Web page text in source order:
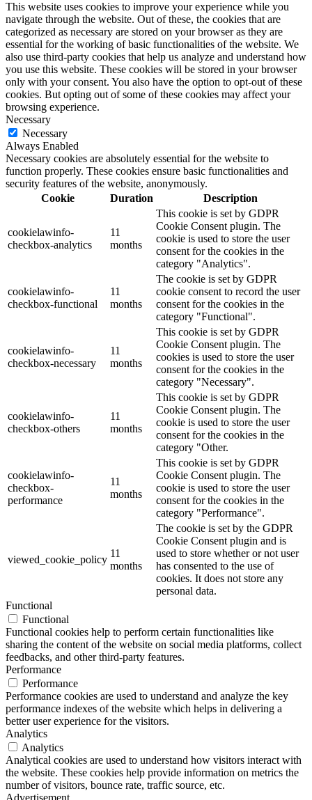
This website uses cookies to improve your experience while you
navigate through the website. Out of these, the cookies that are
categorized as necessary are stored on your browser as they are
essential for the working of basic functionalities of the website. We
also use third-party cookies that help us analyze and understand how
you use this website. These cookies will be stored in your browser
only with your consent. You also have the option to opt-out of these
cookies. But opting out of some of these cookies may affect your
browsing experience.
Necessary
Necessary
Always Enabled
Necessary cookies are absolutely essential for the website to
function properly. These cookies ensure basic functionalities and
security features of the website, anonymously.
Cookie
Duration Description
cookielawinfo-
checkbox-analytics
11
months
This cookie is set by GDPR
Cookie Consent plugin. The
cookie is used to store the user
consent for the cookies in the
category "Analytics".
cookielawinfo-
checkbox-functional
11
months
The cookie is set by GDPR
cookie consent to record the user
consent for the cookies in the
category "Functional".
cookielawinfo-
checkbox-necessary
11
months
This cookie is set by GDPR
Cookie Consent plugin. The
cookies is used to store the user
consent for the cookies in the
category "Necessary".
cookielawinfo-
checkbox-others
11
months
This cookie is set by GDPR
Cookie Consent plugin. The
cookie is used to store the user
consent for the cookies in the
category "Other.
cookielawinfo-
checkbox-
performance
11
months
This cookie is set by GDPR
Cookie Consent plugin. The
cookie is used to store the user
consent for the cookies in the
category "Performance".
viewed_cookie_policy
11
months
The cookie is set by the GDPR
Cookie Consent plugin and is
used to store whether or not user
has consented to the use of
cookies. It does not store any
personal data.
Functional
Functional
Functional cookies help to perform certain functionalities like
sharing the content of the website on social media platforms, collect
feedbacks, and other third-party features.
Performance
Performance
Performance cookies are used to understand and analyze the key
performance indexes of the website which helps in delivering a
better user experience for the visitors.
Analytics
Analytics
Analytical cookies are used to understand how visitors interact with
the website. These cookies help provide information on metrics the
number of visitors, bounce rate, traffic source, etc.